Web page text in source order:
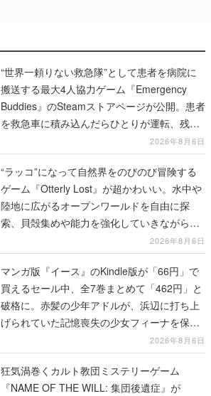
“世界一頼りない救急隊”として患者を病院に
搬送する最大4人協力ゲーム『Emergency
Buddies』のSteamストアページが公開。患者
を救急車に積み込んだらひとりが運転、残り
2026年8月6日
“ラッコ”になって自然界をのびのび冒険する
ゲーム『Otterly Lost』が超かわいい。水中や
陸地に広がるオープンワールドを自由に探
索、貝殻集めや能力を強化していきながら、
2026年8月6日
マンガ版『イース』のKindle版が「66円」で
買えるセール中、全7巻まとめて「462円」と
破格に。赤髪の少年アドルが、浜辺に打ち上
げられていた記憶喪失の少女フィーナを保護
2026年8月6日
狂気渦巻くカルト教団ミステリーゲーム
『NAME OF THE WILL: 集団後遺症』が